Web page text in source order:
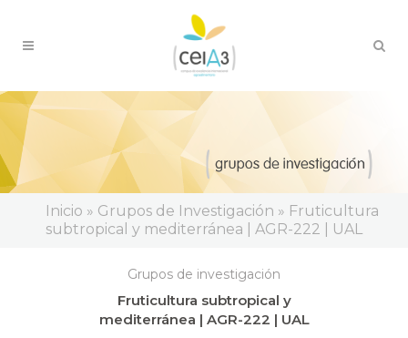
Inicio » Grupos de Investigación » Fruticultura
subtropical y mediterránea | AGR-222 | UAL
Grupos de investigación
Fruticultura subtropical y
mediterránea | AGR-222 | UAL